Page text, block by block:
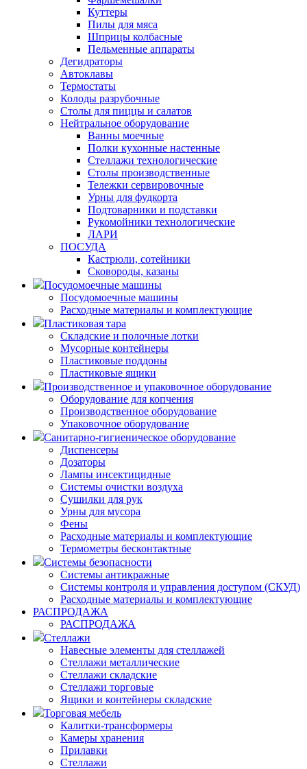
Куттеры
Пилы для мяса
Шприцы колбасные
Пельменные аппараты
Дегидраторы
Автоклавы
Термостаты
Колоды разрубочные
Столы для пиццы и салатов
Нейтральное оборудование
Ванны моечные
Полки кухонные настенные
Стеллажи технологические
Столы производственные
Тележки сервировочные
Урны для фудкорта
Подтоварники и подставки
Рукомойники технологические
ЛАРИ
ПОСУДА
Кастрюли, сотейники
Сковороды, казаны
Посудомоечные машины
Посудомоечные машины
Расходные материалы и комплектующие
Пластиковая тара
Складские и полочные лотки
Мусорные контейнеры
Пластиковые поддоны
Пластиковые ящики
Производственное и упаковочное оборудование
Оборудование для копчения
Производственное оборудование
Упаковочное оборудование
Санитарно-гигиеническое оборудование
Диспенсеры
Дозаторы
Лампы инсектицидные
Системы очистки воздуха
Сушилки для рук
Урны для мусора
Фены
Расходные материалы и комплектующие
Термометры бесконтактные
Системы безопасности
Системы антикражные
Системы контроля и управления доступом (СКУД)
Расходные материалы и комплектующие
РАСПРОДАЖА
РАСПРОДАЖА
Стеллажи
Навесные элементы для стеллажей
Стеллажи металлические
Стеллажи складские
Стеллажи торговые
Ящики и контейнеры складские
Торговая мебель
Калитки-трансформеры
Камеры хранения
Прилавки
Стеллажи